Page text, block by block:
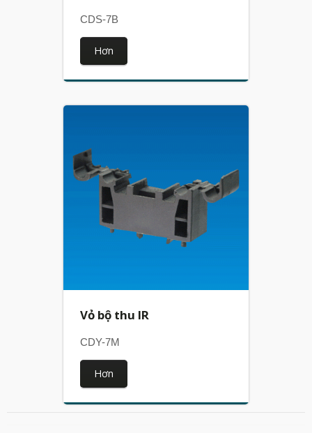
CDS-7B
Hơn
Vỏ bộ thu IR
CDY-7M
Hơn